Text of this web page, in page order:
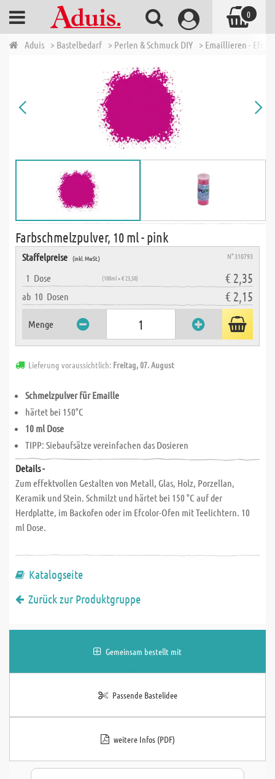
Aduis > Bastelbedarf > Perlen & Schmuck DIY > Emaillieren -
Farbschmelzpulver, 10 ml - pink
Staffelpreise (inkl. MwSt.) N° 310793
1 Dose (100ml = € 23,50) € 2,35
ab 10 Dosen € 2,15
Menge
Lieferung voraussichtlich: Freitag, 07. August
Schmelzpulver für Emaille
härtet bei 150°C
10 ml Dose
TIPP: Siebaufsätze vereinfachen das Dosieren
Details -
Zum effektvollen Gestalten von Metall, Glas, Holz, Porzellan,
Keramik und Stein. Schmilzt und härtet bei 150 °C auf der
Herdplatte, im Backofen oder im Efcolor-Ofen mit Teelichtern. 10
ml Dose.
Katalogseite
Zurück zur Produktgruppe
Gemeinsam bestellt mit
Passende Bastelidee
weitere Infos (PDF)
0